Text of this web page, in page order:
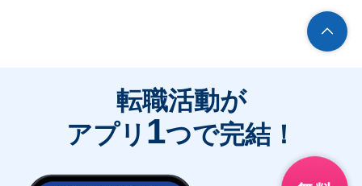
転職活動が
アプリ 1つで完結！